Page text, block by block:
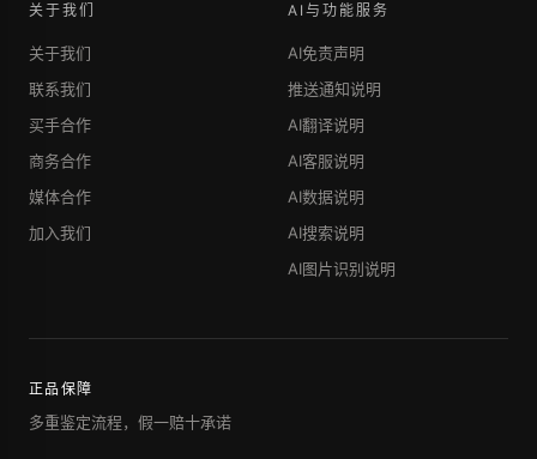
关于我们
关于我们
联系我们
买手合作
商务合作
媒体合作
加入我们
AI与功能服务
AI免责声明
推送通知说明
AI翻译说明
AI客服说明
AI数据说明
AI搜索说明
AI图片识别说明
正品保障
多重鉴定流程，假一赔十承诺